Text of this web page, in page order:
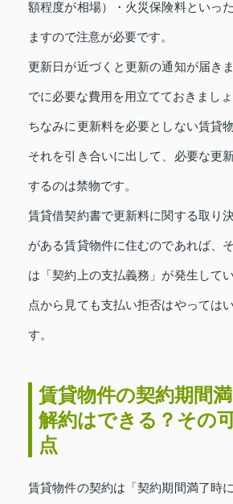
額程度が相場）・火災保険料といっ
ますので注意が必要です。
更新日が近づくと更新の通知が届き
でに必要な費用を用立てておきましょ
ちなみに更新料を必要としない賃貸
それを引き合いに出して、必要な更
するのは禁物です。
賃貸借契約書で更新料に関する取り
がある賃貸物件に住むのであれば、
は「契約上の支払義務」が発生して
点から見ても支払い拒否はやっては
す。
賃貸物件の契約期間
解約はできる？その
点
賃貸物件の契約は「契約期間満了時